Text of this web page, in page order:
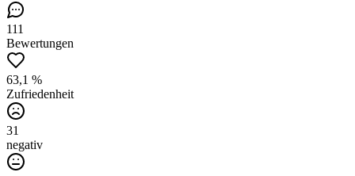
111
Bewertungen
63,1 %
Zufriedenheit
31
negativ